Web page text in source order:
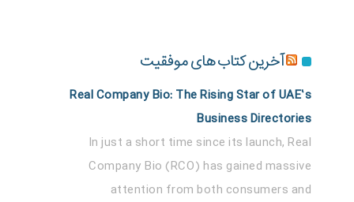
آخرین کتاب های موفقیت
Real Company Bio: The Rising Star of UAE’s
Business Directories
In just a short time since its launch, Real
Company Bio (RCO) has gained massive
attention from both consumers and